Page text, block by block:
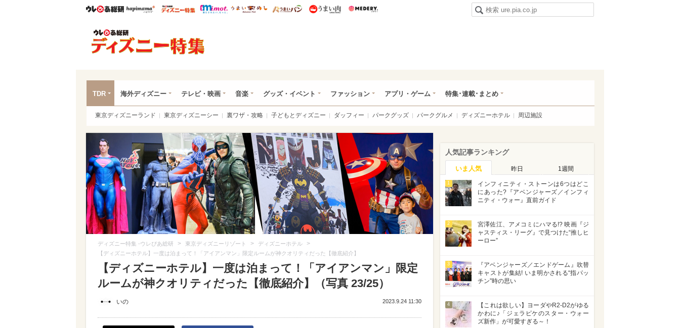
ウレぴあ総研ハピママ* ウレぴあ総研 ディズニー特集
mimot. うまいめし うまいパン うまい肉
TDR 海外ディズニー テレビ・映画 音楽 グッズ・イベント ファッション アプリ・ゲーム 特集･連載･まとめ
東京ディズニーランド 東京ディズニーシー 裏ワザ・攻略 子どもとディズニー ダッフィー パークグッズ パークグルメ ディズニーホテル 周辺施設
ディズニー特集 -ウレぴあ総研 > 東京ディズニーリゾート > ディズニーホテル >
【ディズニーホテル】一度は泊まって！「アイアンマン」限定ルームが神クオリティだった【徹底紹介】
【ディズニーホテル】一度は泊まって！「アイアンマン」限定
ルームが神クオリティだった【徹底紹介】（写真 23/25）
いの 2023.9.24 11:30
人気記事ランキング
いま人気 昨日 1週間
1
インフィニティ・ストーンは6つはどこ
にあった?『アベンジャーズ／インフィ
ニティ・ウォー』直前ガイド
2
宮澤佐江、アメコミにハマる!? 映画『ジ
ャスティス・リーグ』で見つけた“推しヒ
ーロー”
3
『アベンジャーズ／エンドゲーム』吹替
キャストが集結! いま明かされる“指パッ
チン”時の思い
4
【これは欲しい】ヨーダやR2-D2がゆる
かわに♪「ジェラピケのスター・ウォー
ズ新作」が可愛すぎる～！